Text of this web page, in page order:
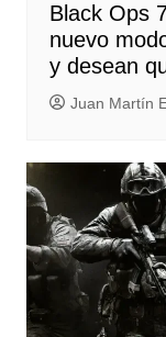
Black Ops
nuevo
y desean
Juan Martín